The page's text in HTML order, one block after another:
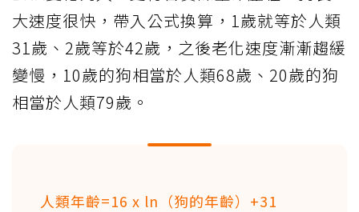
大速度很快，帶入公式換算，1歲就等於人類
31歲、2歲等於42歲，之後老化速度漸漸趨緩
變慢，10歲的狗相當於人類68歲、20歲的狗
相當於人類79歲。
人類年齡=16 x ln（狗的年齡）+31